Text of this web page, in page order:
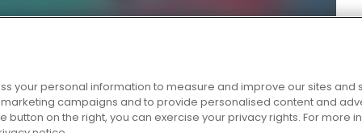
your personal information to measure and improve our sites and
campaigns and to provide personalised content and
button on the right, you can exercise your privacy rights. For more